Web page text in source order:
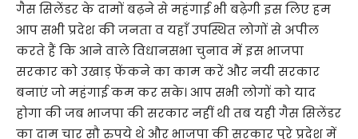
गैस सिलेंडर के दामों बढ़ने से महंगाई भी बढ़ेगी इस लिए हम
आप सभी प्रदेश की जनता व यहाँ उपस्थित लोगों से अपील
करते हैं कि आने वाले विधानसभा चुनाव में इस भाजपा
सरकार को उखाड़ फेंकने का काम करें और नयी सरकार
बनाएं जो महंगाई कम कर सके। आप सभी लोगों को याद
होगा की जब भाजपा की सरकार नहीं थी तब यही गैस सिलेंडर
का दाम चार सौ रुपये थे और भाजपा की सरकार पुरे प्रदेश में